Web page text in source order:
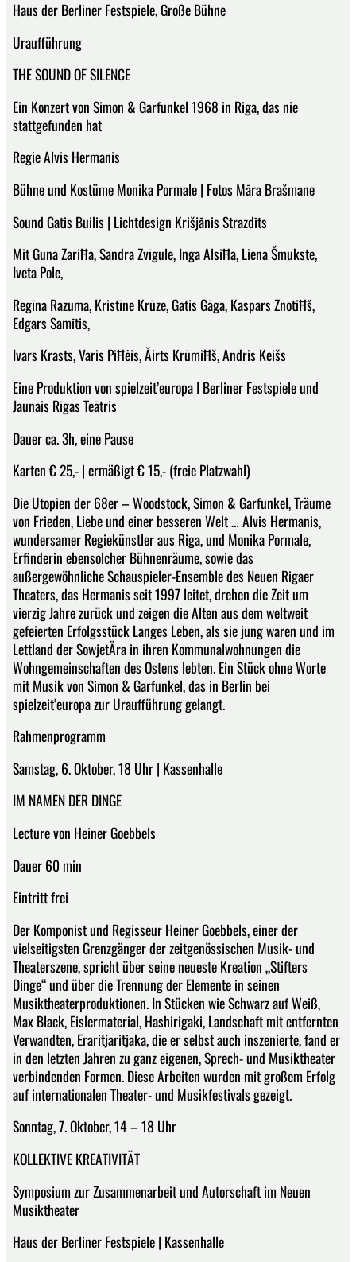
Haus der Berliner Festspiele, Große Bühne
Uraufführung
THE SOUND OF SILENCE
Ein Konzert von Simon & Garfunkel 1968 in Riga, das nie
stattgefunden hat
Regie Alvis Hermanis
Bühne und Kostüme Monika Pormale | Fotos Māra Brašmane
Sound Gatis Builis | Lichtdesign Krišjānis Strazdīts
Mit Guna ZariĦa, Sandra Zvīgule, Inga AlsiĦa, Liena Šmukste,
Iveta Pole,
Regīna Razuma, Kristīne Krūze, Gatis Gāga, Kaspars ZnotiĦš,
Edgars Samītis,
Ivars Krasts, Varis PiĦėis, Ăirts KrūmiĦš, Andris Keišs
Eine Produktion von spielzeit’europa I Berliner Festspiele und
Jaunais Rīgas Teātris
Dauer ca. 3h, eine Pause
Karten € 25,- | ermäßigt € 15,- (freie Platzwahl)
Die Utopien der 68er – Woodstock, Simon & Garfunkel, Träume
von Frieden, Liebe und einer besseren Welt … Alvis Hermanis,
wundersamer Regiekünstler aus Riga, und Monika Pormale,
Erfinderin ebensolcher Bühnenräume, sowie das
außergewöhnliche Schauspieler-Ensemble des Neuen Rigaer
Theaters, das Hermanis seit 1997 leitet, drehen die Zeit um
vierzig Jahre zurück und zeigen die Alten aus dem weltweit
gefeierten Erfolgsstück Langes Leben, als sie jung waren und im
Lettland der SowjetÄra in ihren Kommunalwohnungen die
Wohngemeinschaften des Ostens lebten. Ein Stück ohne Worte
mit Musik von Simon & Garfunkel, das in Berlin bei
spielzeit’europa zur Uraufführung gelangt.
Rahmenprogramm
Samstag, 6. Oktober, 18 Uhr | Kassenhalle
IM NAMEN DER DINGE
Lecture von Heiner Goebbels
Dauer 60 min
Eintritt frei
Der Komponist und Regisseur Heiner Goebbels, einer der
vielseitigsten Grenzgänger der zeitgenössischen Musik- und
Theaterszene, spricht über seine neueste Kreation „Stifters
Dinge“ und über die Trennung der Elemente in seinen
Musiktheaterproduktionen. In Stücken wie Schwarz auf Weiß,
Max Black, Eislermaterial, Hashirigaki, Landschaft mit entfernten
Verwandten, Eraritjaritjaka, die er selbst auch inszenierte, fand er
in den letzten Jahren zu ganz eigenen, Sprech- und Musiktheater
verbindenden Formen. Diese Arbeiten wurden mit großem Erfolg
auf internationalen Theater- und Musikfestivals gezeigt.
Sonntag, 7. Oktober, 14 – 18 Uhr
KOLLEKTIVE KREATIVITÄT
Symposium zur Zusammenarbeit und Autorschaft im Neuen
Musiktheater
Haus der Berliner Festspiele | Kassenhalle